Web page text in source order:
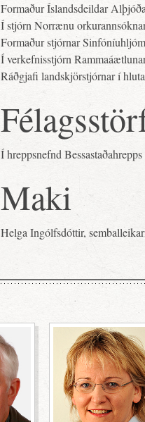
Formaður Íslandsdeildar
Í stjórn Norrænu
Formaður stjórnar
Í verkefnisstjórn
Ráðgjafi landskjörstjórnar í
Í hreppsnefnd
Maki
Helga Ingólfsdóttir,